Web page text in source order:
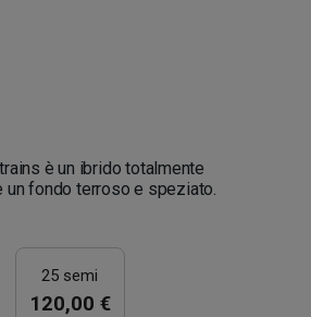
è un ibrido totalmente
fondo terroso e speziato.
25 semi
120,00 €